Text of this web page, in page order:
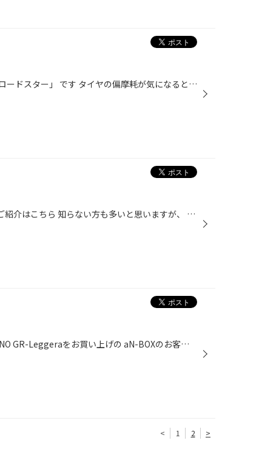
今回入庫したお車は・・・ マツダ 「ロードスター」 です タイヤの偏摩耗が気になると言うことで、作業ご依頼いただきました 調整箇所１0ヵ所 測定→調整→試乗で作業は終了です。 試乗してハンドルセンターを確認し、バッチリです！ 作業ご依頼頂き、ありがとうございました！
みなさんおはこんばんちは。 今回のご紹介はこちら 知らない方も多いと思いますが、 実はウェッズのクレンツェって輸入車にも追加料金でサイズを合わせる ことができるんです（初めて知った） もちろんタイヤはレグノで決まり！！
こんにちは 今日は軽専用タイヤ REGNO GR-Leggeraをお買い上げの aN-BOXのお客様が100㎞点検にご来店頂きました タイヤをレグノに替えて車が滑らかにとの事で レグノの快適性にご満足いただけているご様子でした 当店はお客様のご要望のタイヤをご相談しながらご提案していますので お客様のご希望...
< 1 2 >